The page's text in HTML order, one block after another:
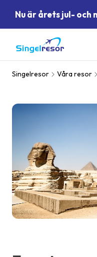
Nu är årets jul- och
Singelresor Våra resor